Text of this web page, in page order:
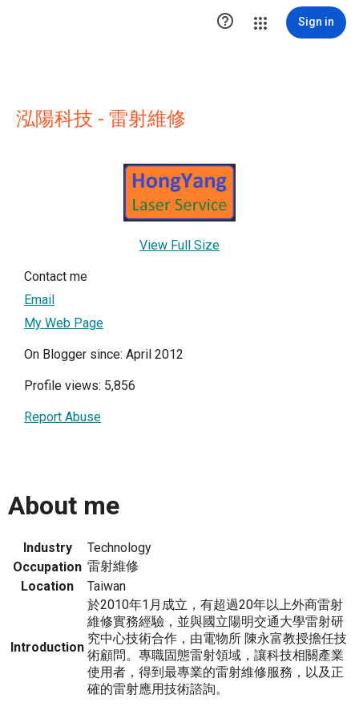
 Sign in
泓陽科技 - 雷射維修
View Full Size
Contact me
Email
My Web Page
On Blogger since: April 2012
Profile views: 5,856
Report Abuse
About me
Industry
Technology
Occupation 雷射維修
Location
Taiwan
Introduction
於2010年1月成立，有超過20年以上外商雷射
維修實務經驗，並與國立陽明交通大學雷射研
究中心技術合作，由電物所 陳永富教授擔任技
術顧問。專職固態雷射領域，讓科技相關產業
使用者，得到最專業的雷射維修服務，以及正
確的雷射應用技術諮詢。